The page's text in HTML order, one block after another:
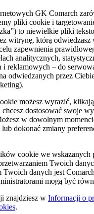
GK Comarch
pliki cookie i
to niewielkie pliki
witrynę, którą odwiedzasz
zapewnienia
analitycznych,
i reklamowych – do
odwiedzanych przez
możesz wyrazić,
chcesz dostosować swoje
w dowolnym
lub dokonać zmiany
cookie we wskazanych
Twoich
Twoich danych jest
mogą być
znajdziesz w Informacji o
.